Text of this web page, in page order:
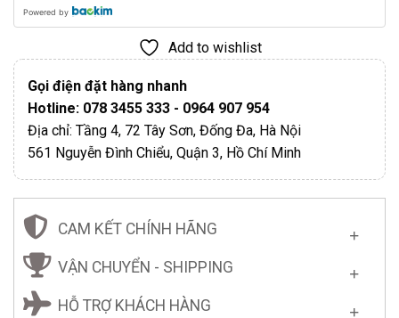
Powered by
Add to wishlist
Gọi điện đặt hàng nhanh
Hotline: 078 3455 333 - 0964 907 954
Địa chỉ: Tầng 4, 72 Tây Sơn, Đống Đa, Hà Nội
561 Nguyễn Đình Chiểu, Quận 3, Hồ Chí Minh
CAM KẾT CHÍNH HÃNG
VẬN CHUYỂN - SHIPPING
HỖ TRỢ KHÁCH HÀNG